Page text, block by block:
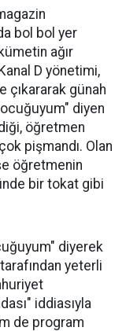
bol bol yer
ağır
D yönetimi,
çıkararak günah
diyen
öğretmen
pişmandı. Olan
öğretmenin
bir tokat gibi
diyerek
yeterli
iddiasıyla
de program